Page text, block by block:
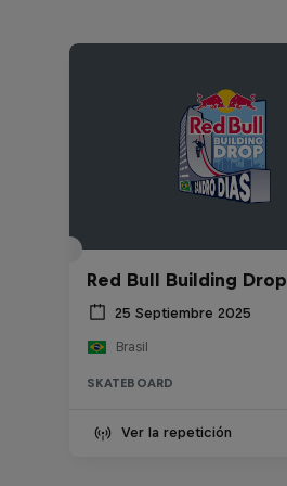
Red Bull Building Drop
25 Septiembre 2025
Brasil
SKATEBOARD
Ver la repetición